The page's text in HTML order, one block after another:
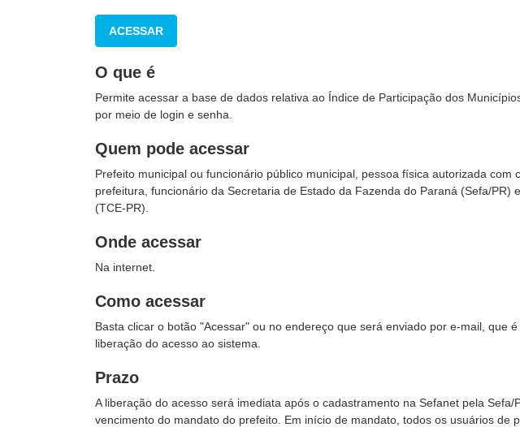
ACESSAR
O que é
Permite acessar a base de dados relativa ao Índice de Participação dos
por meio de login e senha.
Quem pode acessar
Prefeito municipal ou funcionário público municipal, pessoa física autorizada com
prefeitura, funcionário da Secretaria de Estado da Fazenda do Paraná (Sefa/PR)
(TCE-PR).
Onde acessar
Na internet.
Como acessar
Basta clicar o botão "Acessar" ou no endereço que será enviado por e-mail, que
liberação do acesso ao sistema.
Prazo
A liberação do acesso será imediata após o cadastramento na Sefanet pela
vencimento do mandato do prefeito. Em início de mandato, todos os usuários de